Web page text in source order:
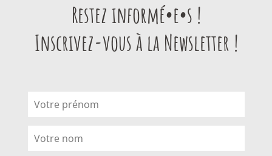
Restez informé•e•s !
Inscrivez-vous à la Newsletter !